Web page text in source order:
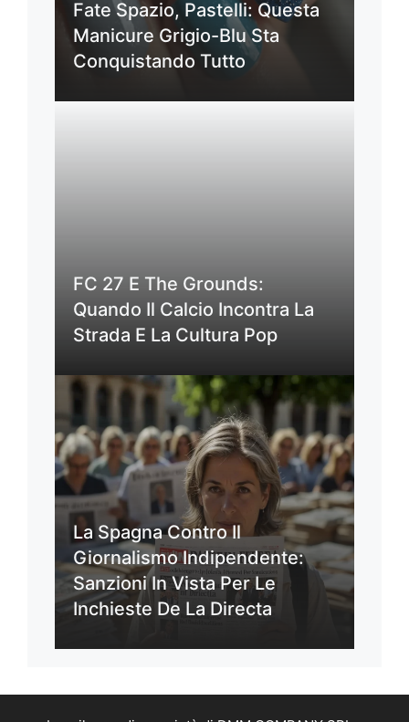
Fate Spazio, Pastelli: Questa
Manicure Grigio-Blu Sta
Conquistando Tutto
FC 27 E The Grounds:
Quando Il Calcio Incontra La
Strada E La Cultura Pop
La Spagna Contro Il
Giornalismo Indipendente:
Sanzioni In Vista Per Le
Inchieste De La Directa